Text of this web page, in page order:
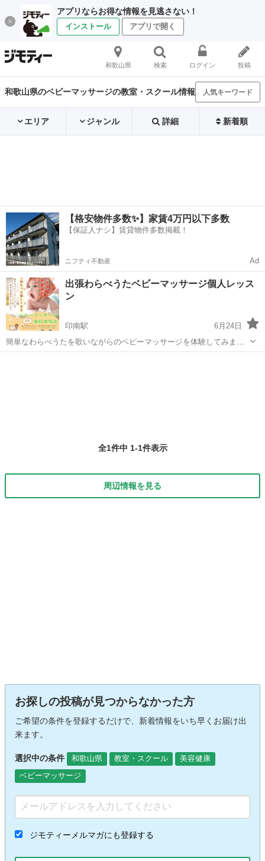
アプリならお得な情報を見逃さない！
インストール アプリで開く
和歌山県 検索 ログイン 投稿
和歌山県のベビーマッサージの教室・スクール情報 人気キーワード
エリア ジャンル 詳細 新着順
【格安物件多数✨】家賃4万円以下多数
【保証人ナシ】賃貸物件多数掲載！
ニフティ不動産 Ad
出張わらべうたベビーマッサージ個人レッス
ン
印南駅
6月24日
簡単なわらべうたを歌いながらのベビーマッサージを体験してみませ
んか？ 〜わらべうたベビーマッサージの効果〜 ⭐️楽しみながらスキン
全1件中 1-1件表示
周辺情報を見る
お探しの投稿が見つからなかった方
ご希望の条件を登録するだけで、新着情報をいち早くお届け出
来ます。
選択中の条件 和歌山県 教室・スクール
美容健康
ベビーマッサージ
ジモティーメルマガにも登録する